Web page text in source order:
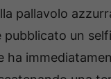
pallavolo
pubblicato un
ha